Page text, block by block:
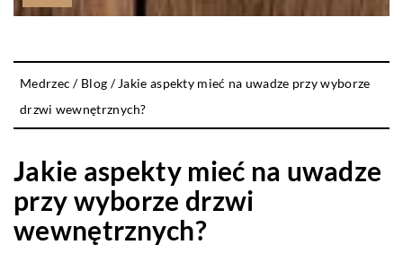
Medrzec / Blog / Jakie aspekty mieć na uwadze przy wyborze
drzwi wewnętrznych?
Jakie aspekty mieć na uwadze
przy wyborze drzwi
wewnętrznych?